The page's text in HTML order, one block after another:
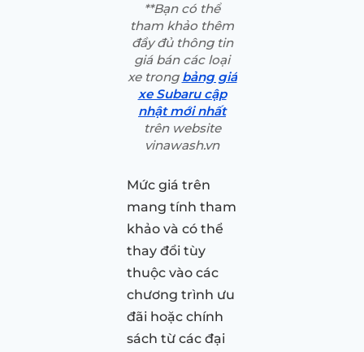
**Bạn có thể
tham khảo thêm
đầy đủ thông tin
giá bán các loại
xe trong bảng giá
xe Subaru cập
nhật mới nhất
trên website
vinawash.vn
Mức giá trên
mang tính tham
khảo và có thể
thay đổi tùy
thuộc vào các
chương trình ưu
đãi hoặc chính
sách từ các đại